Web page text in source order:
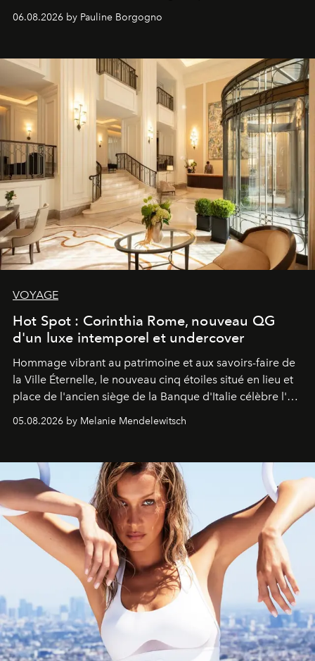
06.08.2026 by Pauline Borgogno
VOYAGE
Hot Spot : Corinthia Rome, nouveau QG
d'un luxe intemporel et undercover
Hommage vibrant au patrimoine et aux savoirs-faire de
la Ville Éternelle, le nouveau cinq étoiles situé en lieu et
place de l'ancien siège de la Banque d'Italie célèbre l'art
05.08.2026 by Melanie Mendelewitsch